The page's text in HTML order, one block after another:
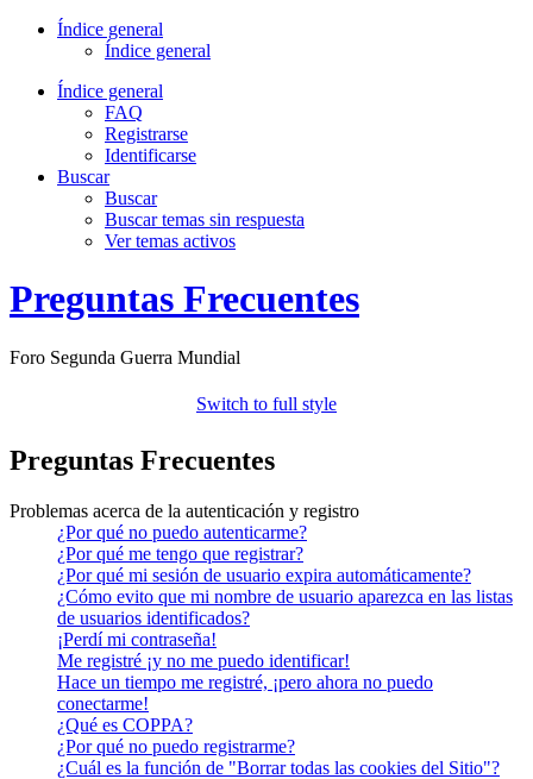
Índice general
Índice general
Índice general
FAQ
Registrarse
Identificarse
Buscar
Buscar
Buscar temas sin respuesta
Ver temas activos
Preguntas Frecuentes
Foro Segunda Guerra Mundial
Switch to full style
Preguntas Frecuentes
Problemas acerca de la autenticación y registro
¿Por qué no puedo autenticarme?
¿Por qué me tengo que registrar?
¿Por qué mi sesión de usuario expira automáticamente?
¿Cómo evito que mi nombre de usuario aparezca en las listas
de usuarios identificados?
¡Perdí mi contraseña!
Me registré ¡y no me puedo identificar!
Hace un tiempo me registré, ¡pero ahora no puedo
conectarme!
¿Qué es COPPA?
¿Por qué no puedo registrarme?
¿Cuál es la función de "Borrar todas las cookies del Sitio"?